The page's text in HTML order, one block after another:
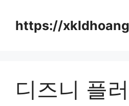
https://
디즈니 플